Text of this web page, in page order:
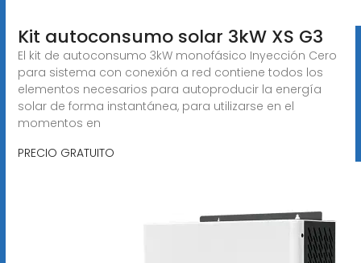
Kit autoconsumo solar 3kW XS G3
El kit de autoconsumo 3kW monofásico Inyección Cero
para sistema con conexión a red contiene todos los
elementos necesarios para autoproducir la energía
solar de forma instantánea, para utilizarse en el
momentos en
PRECIO GRATUITO